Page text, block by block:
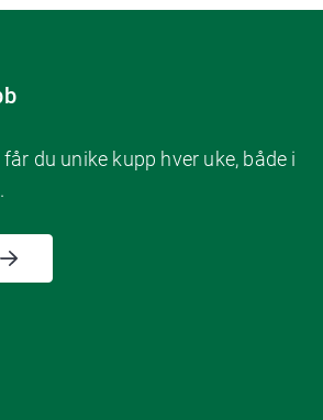
du unike kupp hver uke, både i